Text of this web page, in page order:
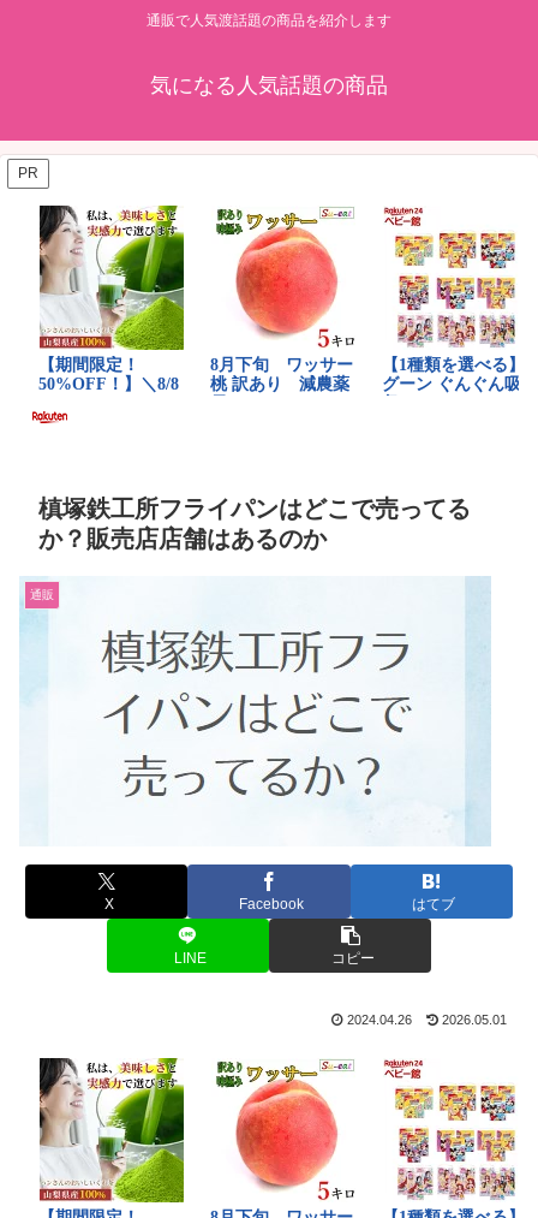
通販で人気渡話題の商品を紹介します
気になる人気話題の商品
PR
槙塚鉄工所フライパンはどこで売ってる
か？販売店店舗はあるのか
通販
X Facebook はてブ
LINE コピー
2024.04.26 2026.05.01